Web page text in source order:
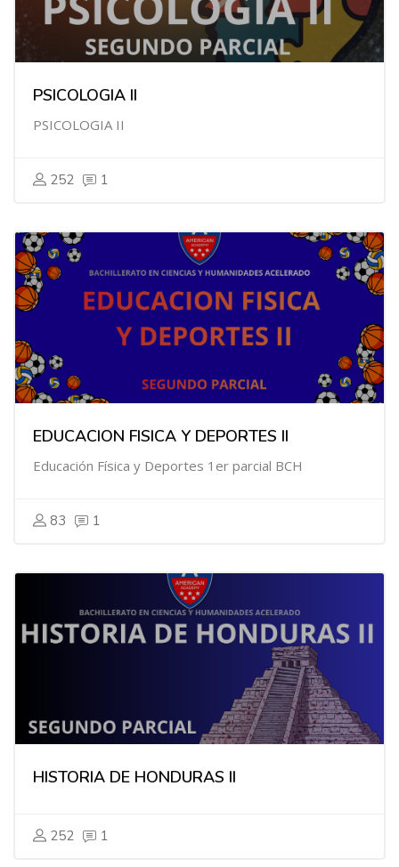
PSICOLOGIA II
PSICOLOGIA II
252 1
EDUCACION FISICA Y DEPORTES II
Educación Física y Deportes 1er parcial BCH
83 1
HISTORIA DE HONDURAS II
252 1